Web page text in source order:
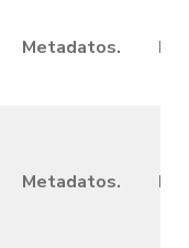
Metadatos.
Metadatos.